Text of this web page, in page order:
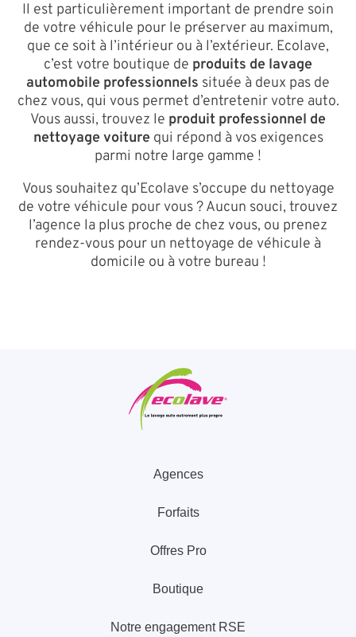
Il est particulièrement important de prendre soin
de votre véhicule pour le préserver au maximum,
que ce soit à l’intérieur ou à l’extérieur. Ecolave,
c’est votre boutique de produits de lavage
automobile professionnels située à deux pas de
chez vous, qui vous permet d’entretenir votre auto.
Vous aussi, trouvez le produit professionnel de
nettoyage voiture qui répond à vos exigences
parmi notre large gamme !
Vous souhaitez qu’Ecolave s’occupe du nettoyage
de votre véhicule pour vous ? Aucun souci, trouvez
l’agence la plus proche de chez vous, ou prenez
rendez-vous pour un nettoyage de véhicule à
domicile ou à votre bureau !
Agences
Forfaits
Offres Pro
Boutique
Notre engagement RSE